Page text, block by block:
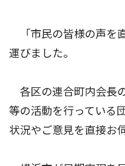
「市民の皆様の声を
運びました。
各区の連合町内会長
等の活動を行っている
状況やご意見を直接お